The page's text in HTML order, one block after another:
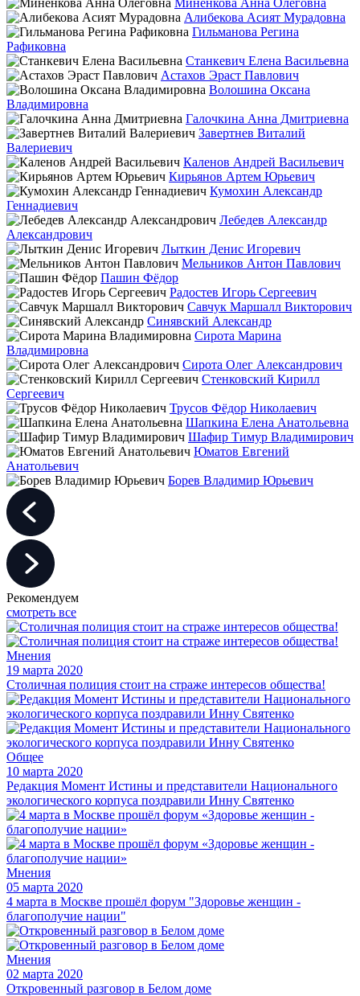
Алибекова Асият Мурадовна
Гильманова Регина
Рафиковна
Станкевич Елена Васильевна
Астахов Эраст Павлович
Волошина Оксана
Владимировна
Галочкина Анна Дмитриевна
Завертнев Виталий
Валериевич
Каленов Андрей Васильевич
Кирьянов Артем Юрьевич
Кумохин Александр
Геннадиевич
Лебедев Александр
Александрович
Лыткин Денис Игоревич
Мельников Антон Павлович
Пашин Фёдор
Радостев Игорь Сергеевич
Савчук Маршалл Викторович
Синявский Александр
Сирота Марина
Владимировна
Сирота Олег Александрович
Стенковский Кирилл
Сергеевич
Трусов Фёдор Николаевич
Шапкина Елена Анатольевна
Шафир Тимур Владимирович
Юматов Евгений
Анатольевич
Борев Владимир Юрьевич
Рекомендуем
смотреть все
Мнения
19 марта 2020
Столичная полиция стоит на страже интересов общества!
Общее
10 марта 2020
Редакция Момент Истины и представители Национального
экологического корпуса поздравили Инну Святенко
Мнения
05 марта 2020
4 марта в Москве прошёл форум "Здоровье женщин -
благополучие нации"
Мнения
02 марта 2020
Откровенный разговор в Белом доме